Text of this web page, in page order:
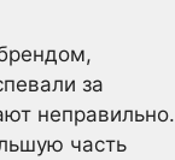
за
неправильно.
часть